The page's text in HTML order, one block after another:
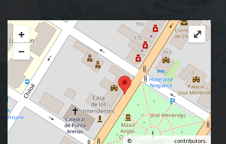
+
−
© OpenStreetMap contributors.
⤢